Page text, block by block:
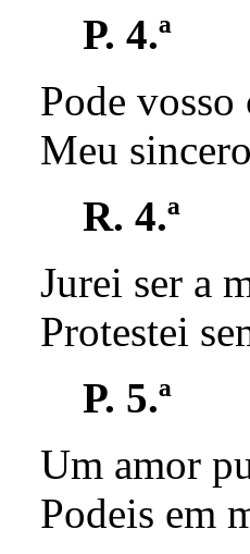
P. 4.ª
Pode
Meu
R. 4.ª
Jurei ser a
Protestei
P. 5.ª
Um amor
Podeis em